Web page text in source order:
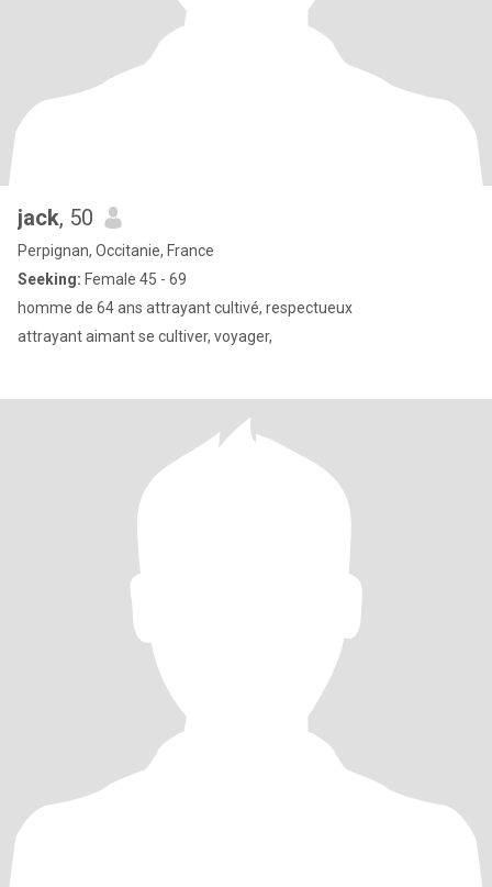
jack, 50
Perpignan, Occitanie, France
Seeking: Female 45 - 69
homme de 64 ans attrayant cultivé, respectueux
attrayant aimant se cultiver, voyager,